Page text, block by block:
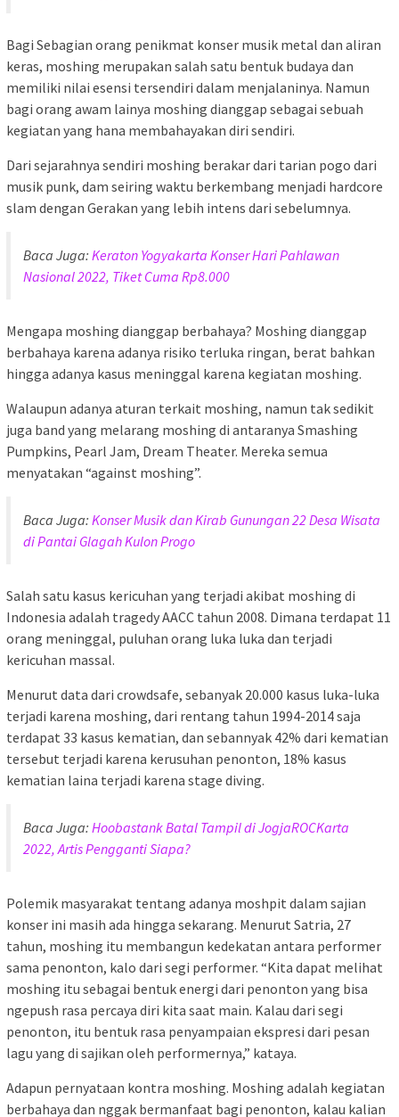
Bagi Sebagian orang penikmat konser musik metal dan aliran
keras, moshing merupakan salah satu bentuk budaya dan
memiliki nilai esensi tersendiri dalam menjalaninya. Namun
bagi orang awam lainya moshing dianggap sebagai sebuah
kegiatan yang hana membahayakan diri sendiri.
Dari sejarahnya sendiri moshing berakar dari tarian pogo dari
musik punk, dam seiring waktu berkembang menjadi hardcore
slam dengan Gerakan yang lebih intens dari sebelumnya.
Baca Juga: Keraton Yogyakarta Konser Hari Pahlawan
Nasional 2022, Tiket Cuma Rp8.000
Mengapa moshing dianggap berbahaya? Moshing dianggap
berbahaya karena adanya risiko terluka ringan, berat bahkan
hingga adanya kasus meninggal karena kegiatan moshing.
Walaupun adanya aturan terkait moshing, namun tak sedikit
juga band yang melarang moshing di antaranya Smashing
Pumpkins, Pearl Jam, Dream Theater. Mereka semua
menyatakan “against moshing”.
Baca Juga: Konser Musik dan Kirab Gunungan 22 Desa Wisata
di Pantai Glagah Kulon Progo
Salah satu kasus kericuhan yang terjadi akibat moshing di
Indonesia adalah tragedy AACC tahun 2008. Dimana terdapat 11
orang meninggal, puluhan orang luka luka dan terjadi
kericuhan massal.
Menurut data dari crowdsafe, sebanyak 20.000 kasus luka-luka
terjadi karena moshing, dari rentang tahun 1994-2014 saja
terdapat 33 kasus kematian, dan sebannyak 42% dari kematian
tersebut terjadi karena kerusuhan penonton, 18% kasus
kematian laina terjadi karena stage diving.
Baca Juga: Hoobastank Batal Tampil di JogjaROCKarta
2022, Artis Pengganti Siapa?
Polemik masyarakat tentang adanya moshpit dalam sajian
konser ini masih ada hingga sekarang. Menurut Satria, 27
tahun, moshing itu membangun kedekatan antara performer
sama penonton, kalo dari segi performer. “Kita dapat melihat
moshing itu sebagai bentuk energi dari penonton yang bisa
ngepush rasa percaya diri kita saat main. Kalau dari segi
penonton, itu bentuk rasa penyampaian ekspresi dari pesan
lagu yang di sajikan oleh performernya,” kataya.
Adapun pernyataan kontra moshing. Moshing adalah kegiatan
berbahaya dan nggak bermanfaat bagi penonton, kalau kalian